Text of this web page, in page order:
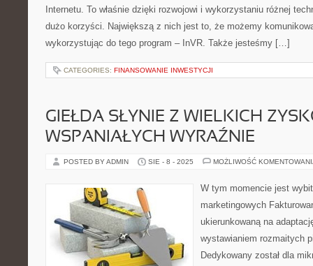
Internetu. To właśnie dzięki rozwojowi i wykorzystaniu różnej
dużo korzyści. Największą z nich jest to, że możemy
wykorzystując do tego program – InVR. Także jesteśmy […]
CATEGORIES: FINANSOWANIE INWESTYCJI
GIEŁDA SŁYNIE Z WIELKICH
WSPANIAŁYCH WYRAŹNIE
POSTED BY ADMIN SIE - 8 - 2025 MOŻLIWOŚĆ
W tym momencie jest
marketingowych
ukierunkowaną na
wystawianiem rozmaitych
Dedykowany został dla